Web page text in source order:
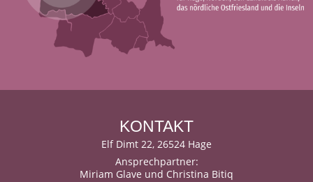
KONTAKT
Elf Dimt 22, 26524 Hage
Ansprechpartner:
Miriam Glave und Christina Bitiq